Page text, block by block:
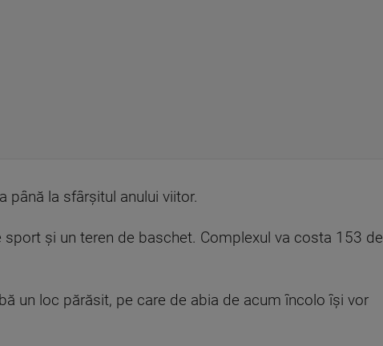
până la sfârșitul anului viitor.
și un teren de baschet. Complexul va costa 153 de
un loc părăsit, pe care de abia de acum încolo își vor